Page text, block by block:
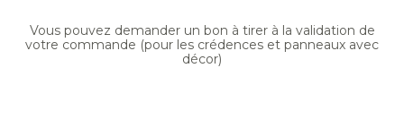
Vous pouvez demander un bon à tirer à la validation de
votre commande (pour les crédences et panneaux avec
décor)